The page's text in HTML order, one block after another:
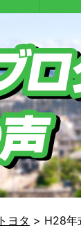
ヨタ > H28年